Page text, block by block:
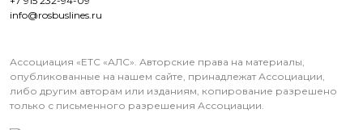
info@rosbuslines.ru
Ассоциация «ЕТС «АЛС». Авторские права на материалы,
опубликованные на нашем сайте, принадлежат Ассоциации,
либо другим авторам или изданиям, копирование разрешено
только с письменного разрешения Ассоциации.